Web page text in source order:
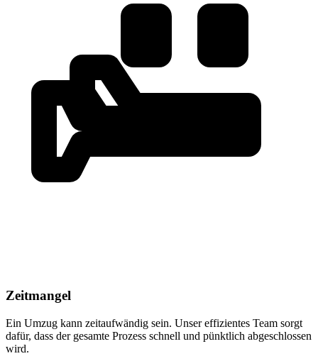
Zeitmangel
Ein Umzug kann zeitaufwändig sein. Unser effizientes Team sorgt
dafür, dass der gesamte Prozess schnell und pünktlich abgeschlossen
wird.